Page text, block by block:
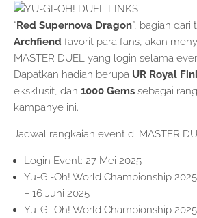
“Red Supernova Dragon”, bagian dari
Archfiend favorit para fans, akan
MASTER DUEL yang login selama
Dapatkan hadiah berupa UR Royal
eksklusif, dan 1000 Gems sebagai
kampanye ini.
Jadwal rangkaian event di MASTER
Login Event: 27 Mei 2025
Yu-Gi-Oh! World Championship
– 16 Juni 2025
Yu-Gi-Oh! World Championship